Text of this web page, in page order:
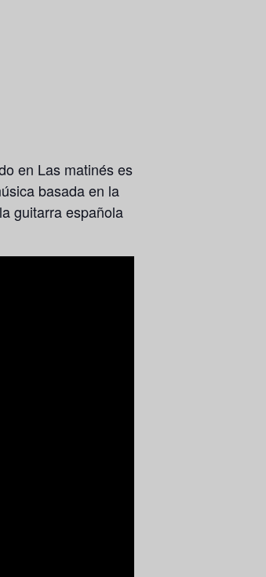
en Las matinés es
basada en la
guitarra española